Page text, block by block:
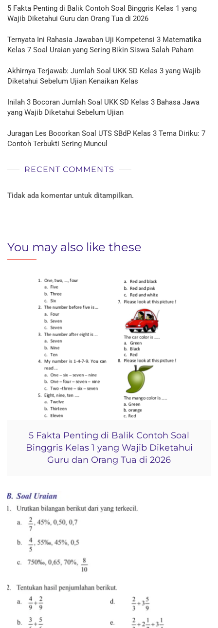
5 Fakta Penting di Balik Contoh Soal Binggris Kelas 1 yang
Wajib Diketahui Guru dan Orang Tua di 2026
Ternyata Ini Rahasia Jawaban Uji Kompetensi 3 Matematika
Kelas 7 Soal Uraian yang Sering Bikin Siswa Salah Paham
Akhirnya Terjawab: Jumlah Soal UKK SD Kelas 3 yang Wajib
Diketahui Sebelum Ujian Kenaikan Kelas
Inilah 3 Bocoran Jumlah Soal UKK SD Kelas 3 Bahasa Jawa
yang Wajib Diketahui Sebelum Ujian
Juragan Les Bocorkan Soal UTS SBdP Kelas 3 Tema Diriku: 7
Contoh Terbukti Sering Muncul
RECENT COMMENTS
Tidak ada komentar untuk ditampilkan.
You may also like these
5 Fakta Penting di Balik Contoh Soal
Binggris Kelas 1 yang Wajib Diketahui
Guru dan Orang Tua di 2026